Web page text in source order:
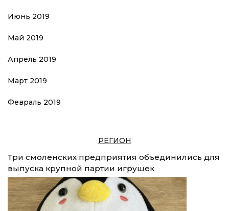
Июнь 2019
Май 2019
Апрель 2019
Март 2019
Февраль 2019
РЕГИОН
Три смоленских предприятия объединились для
выпуска крупной партии игрушек